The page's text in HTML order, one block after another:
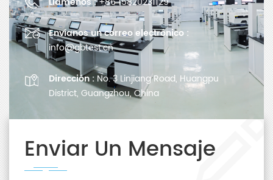
Envíanos un correo electrónico :
info@gbtest.cn
Dirección : No. 3 Linjiang Road, Huangpu
District, Guangzhou, China
Enviar Un Mensaje